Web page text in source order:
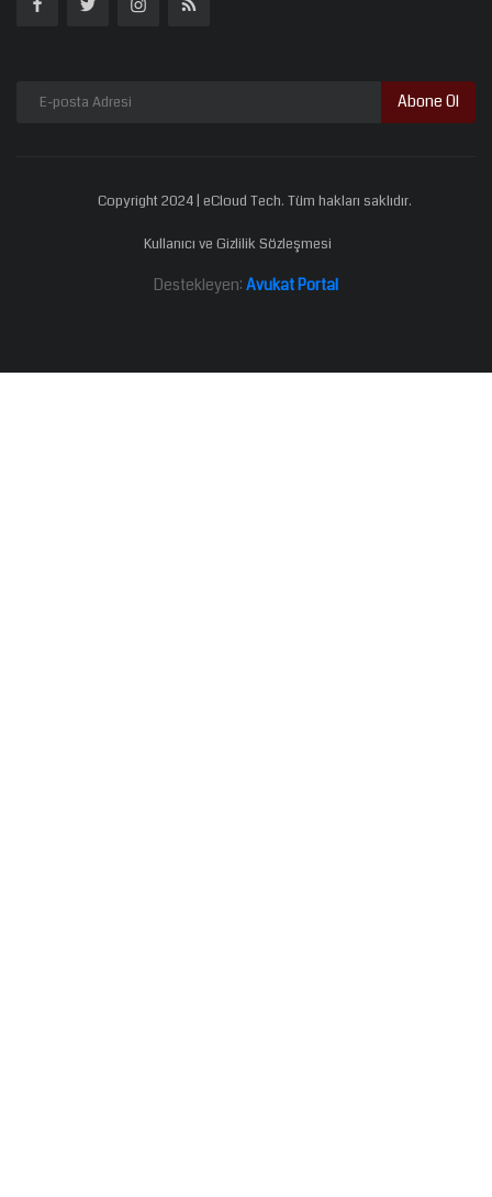
Abone Ol
Copyright 2024 | eCloud Tech. Tüm hakları saklıdır.
Kullanıcı ve Gizlilik Sözleşmesi
Destekleyen: Avukat Portal